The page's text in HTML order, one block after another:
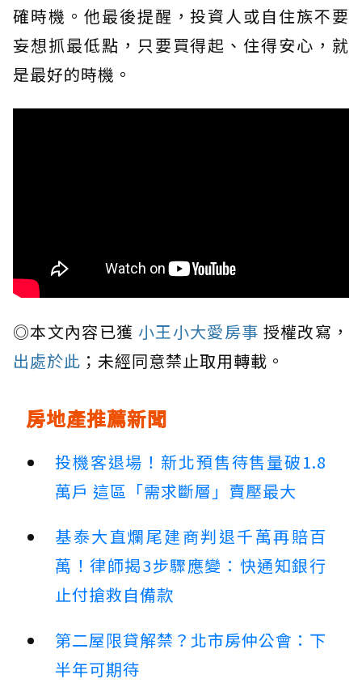
確時機。他最後提醒，投資人或自住族不要
妄想抓最低點，只要買得起、住得安心，就
是最好的時機。
◎本文內容已獲 小王小大愛房事 授權改寫，
出處於此 ；未經同意禁止取用轉載。
房地產推薦新聞
投機客退場！新北預售待售量破1.8
萬戶 這區「需求斷層」賣壓最大
基泰大直爛尾建商判退千萬再賠百
萬！律師揭3步驟應變：快通知銀行
止付搶救自備款
第二屋限貸解禁？北市房仲公會：下
半年可期待